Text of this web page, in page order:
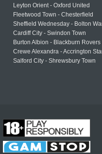
Leyton Orient - Oxford United
Fleetwood Town - Chesterfield
Sheffield Wednesday - Bolton
Cardiff City - Swindon Town
Burton Albion - Blackburn Rovers
Crewe Alexandra - Accrington
Salford City - Shrewsbury Town